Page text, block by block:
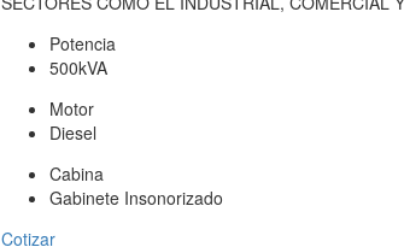
Potencia
500kVA
Motor
Diesel
Cabina
Gabinete Insonorizado
Cotizar